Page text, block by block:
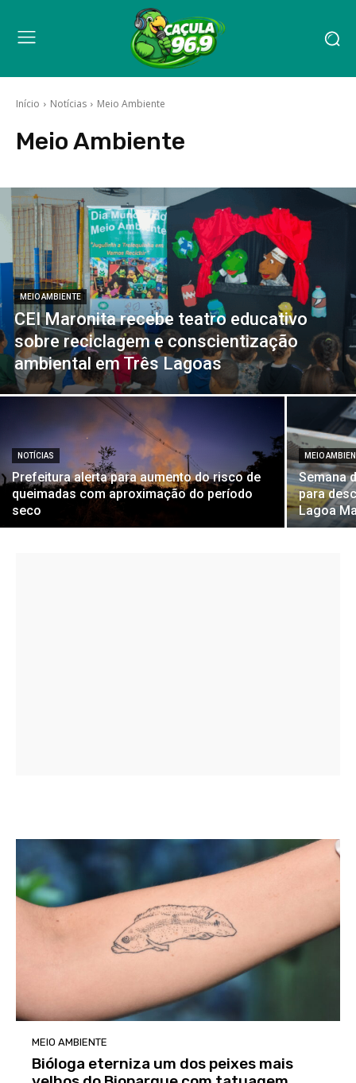
Início Notícias Meio Ambiente
Meio Ambiente
MEIO AMBIENTE
CEI Maronita recebe teatro educativo
sobre reciclagem e conscientização
ambiental em Três Lagoas
NOTÍCIAS
Prefeitura alerta para aumento do risco de
queimadas com aproximação do período
seco
MEIO
Semana
para
Lagoa
MEIO AMBIENTE
Bióloga eterniza um dos peixes mais